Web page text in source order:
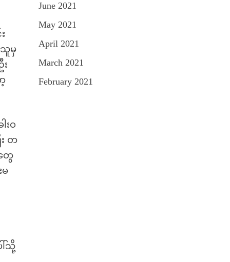
မှ
းဝ
တ
ေ
သို့
June 2021
May 2021
April 2021
March 2021
February 2021